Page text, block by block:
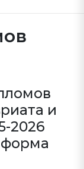
и
2026
форма